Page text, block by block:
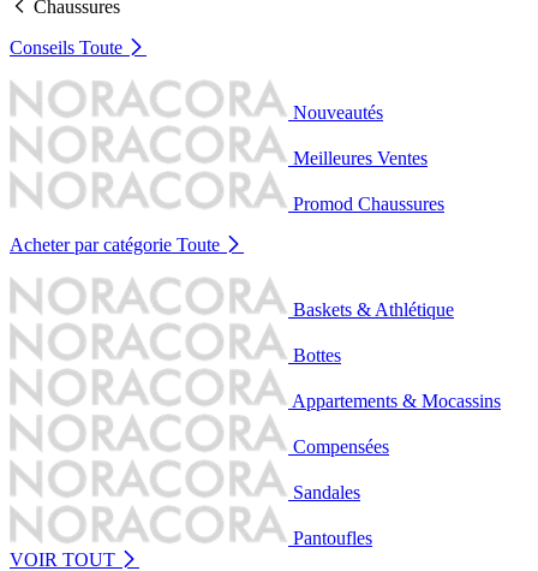
Chaussures
Conseils Toute
Nouveautés
Meilleures Ventes
Promod Chaussures
Acheter par catégorie Toute
Baskets & Athlétique
Bottes
Appartements & Mocassins
Compensées
Sandales
Pantoufles
VOIR TOUT